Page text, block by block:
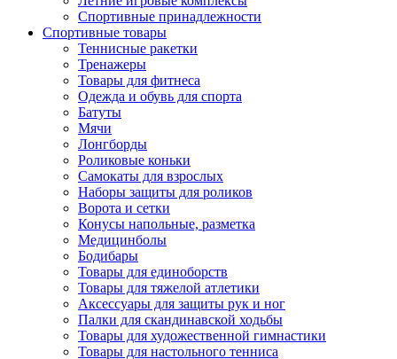
Спортивные принадлежности
Спортивные товары
Теннисные ракетки
Тренажеры
Товары для фитнеса
Одежда и обувь для спорта
Батуты
Мячи
Лонгборды
Роликовые коньки
Самокаты для взрослых
Наборы защиты для роликов
Ворота и сетки
Конусы напольные, разметка
Медицинболы
Бодибары
Товары для единоборств
Товары для тяжелой атлетики
Аксессуары для защиты рук и ног
Палки для скандинавской ходьбы
Товары для художественной гимнастики
Товары для настольного тенниса